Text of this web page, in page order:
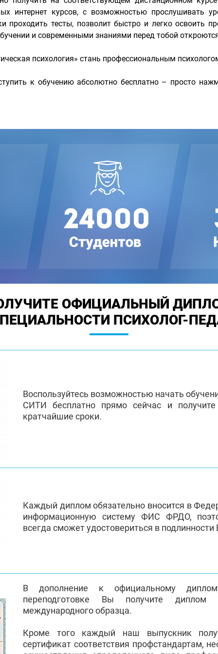
интернет курсов, с возможностью прослушивать
тесты, позволит быстро и легко освоить
и современными знаниями перед тобой
психология» стань профессиональным
к обучению абсолютно бесплатно – просто
ОФИЦИАЛЬНЫЙ
ПСИХОЛОГ-
Воспользуйтесь возможностью начать
СИТИ бесплатно прямо сейчас и
кратчайшие сроки.
Каждый диплом обязательно вносится в
информационную систему ФИС ФРДО,
всегда сможет удостовериться в
В дополнение к официальному
переподготовке Вы получите
международного образца.
Кроме того каждый наш выпускник
сертификат соответствия профстандартам,